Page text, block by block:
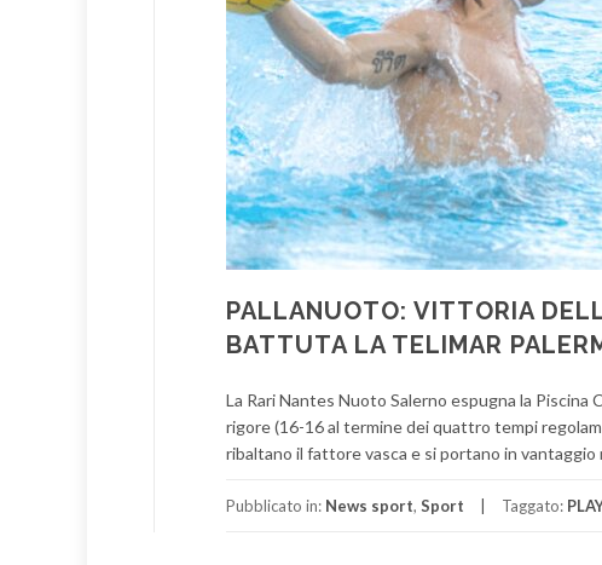
PALLANUOTO: VITTORIA
BATTUTA LA TELIMAR
La Rari Nantes Nuoto Salerno espugna la
rigore (16-16 al termine dei quattro tempi
ribaltano il fattore vasca e si portano in
Pubblicato in: News sport, Sport Taggato: